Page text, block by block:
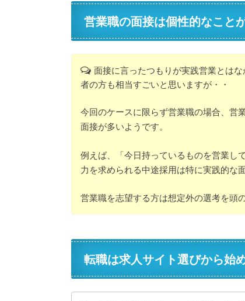
営業職の面接は個性的なこと
面接に言ったつもりが実践営業とは
者の方も相当すごいと思いますが・・
今回のケースに限らず営業職の場合、営
面接が多いようです。
例えば、「今日持っているものを営業し
力を求められる中途採用は特に実践的な
営業職を志望する方は想定外の選考を頭
転職は求人サイト選びから始